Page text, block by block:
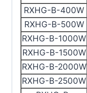
RXHG-B-400W
RXHG-B-500W
RXHG-B-1000W
RXHG-B-1500W
RXHG-B-2000W
RXHG-B-2500W